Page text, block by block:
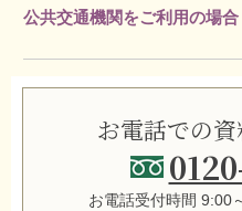
公共交通機関をご利用の場合
お電話での
お電話受付時間 9:00